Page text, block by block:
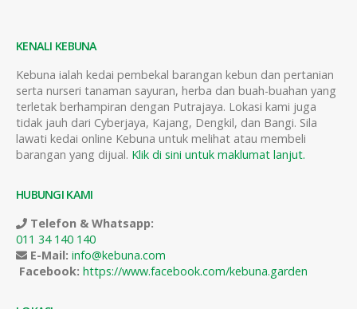
KENALI KEBUNA
Kebuna ialah kedai pembekal barangan kebun dan pertanian
serta nurseri tanaman sayuran, herba dan buah-buahan yang
terletak berhampiran dengan Putrajaya. Lokasi kami juga
tidak jauh dari Cyberjaya, Kajang, Dengkil, dan Bangi. Sila
lawati kedai online Kebuna untuk melihat atau membeli
barangan yang dijual. Klik di sini untuk maklumat lanjut.
HUBUNGI KAMI
Telefon & Whatsapp:
011 34 140 140
E-Mail: info@kebuna.com
Facebook: https://www.facebook.com/kebuna.garden